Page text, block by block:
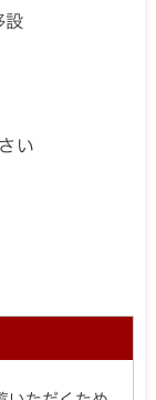
設
い